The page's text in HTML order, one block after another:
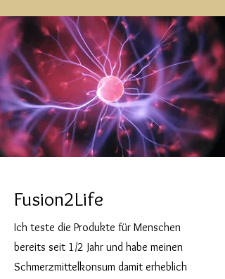
Fusion2Life
Ich teste die Produkte für Menschen
bereits seit 1/2 Jahr und habe meinen
Schmerzmittelkonsum damit erheblich